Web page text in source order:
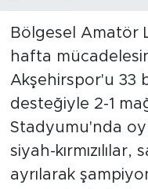
Bölgesel Amatör
hafta
Akşehirspor'u 33
desteğiyle 2-1
Stadyumu'nda
siyah-
ayrılarak